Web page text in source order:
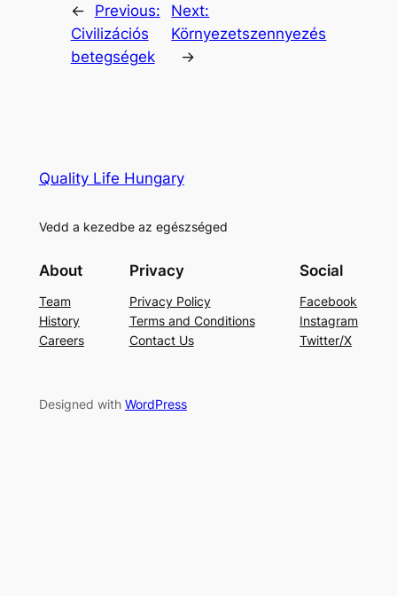
←
Previous:
Civilizációs
betegségek
Next:
Környezetszennyezés
→
Quality Life Hungary
Vedd a kezedbe az egészséged
About
Team
History
Careers
Privacy
Privacy Policy
Terms and Conditions
Contact Us
Social
Facebook
Instagram
Twitter/X
Designed with WordPress